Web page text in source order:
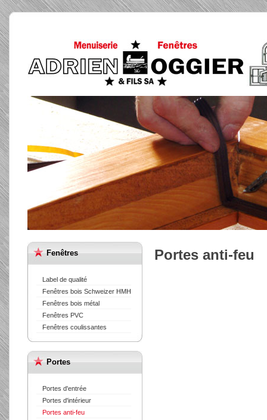
Fenêtres
Label de qualité
Fenêtres bois Schweizer HMH
Fenêtres bois métal
Fenêtres PVC
Fenêtres coulissantes
Portes
Portes d'entrée
Portes d'intérieur
Portes anti-feu
Portes anti-feu